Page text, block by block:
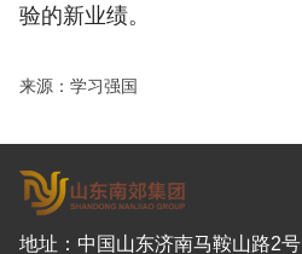
验的新业绩。
来源：学习强国
地址：中国山东济南马鞍山路2号